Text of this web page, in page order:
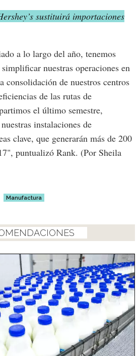
sustituirá importaciones
a lo largo del año, tenemos
nuestras operaciones en
consolidación de nuestros centros
de las rutas de
el último semestre,
instalaciones de
clave, que generarán más de 200
puntualizó Rank. (Por Sheila
Manufactura